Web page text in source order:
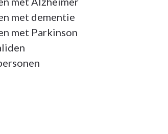
met dementie
met Parkinson